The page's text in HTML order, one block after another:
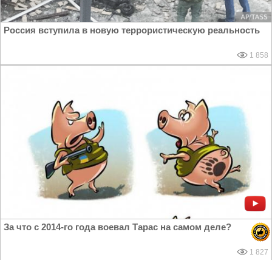
Россия вступила в новую террористическую реальность
1 858
За что с 2014-го года воевал Тарас на самом деле?
1 827